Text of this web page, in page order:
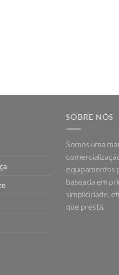
SOBRE NÓS
Somos uma
equipamentos
baseada em
simplicidade,
que presta.